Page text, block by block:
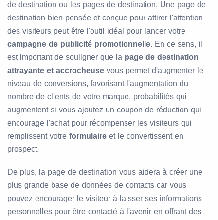
de destination ou les pages de destination. Une page de
destination bien pensée et conçue pour attirer l'attention
des visiteurs peut être l'outil idéal pour lancer votre
campagne de publicité promotionnelle. En ce sens, il
est important de souligner que la page de destination
attrayante et accrocheuse vous permet d'augmenter le
niveau de conversions, favorisant l'augmentation du
nombre de clients de votre marque, probabilités qui
augmentent si vous ajoutez un coupon de réduction qui
encourage l'achat pour récompenser les visiteurs qui
remplissent votre formulaire et le convertissent en
prospect.
De plus, la page de destination vous aidera à créer une
plus grande base de données de contacts car vous
pouvez encourager le visiteur à laisser ses informations
personnelles pour être contacté à l'avenir en offrant des